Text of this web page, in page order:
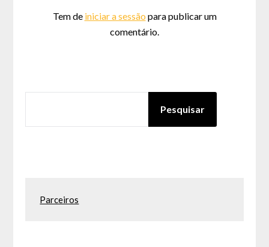
Tem de iniciar a sessão para publicar um
comentário.
Pesquisar
Parceiros